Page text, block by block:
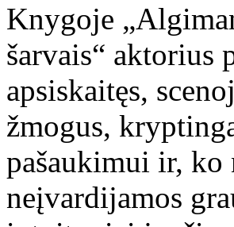
Knygoje
šarvais“ aktorius
apsiskaitęs,
žmogus,
pašaukimui ir, ko
neįvardijamos